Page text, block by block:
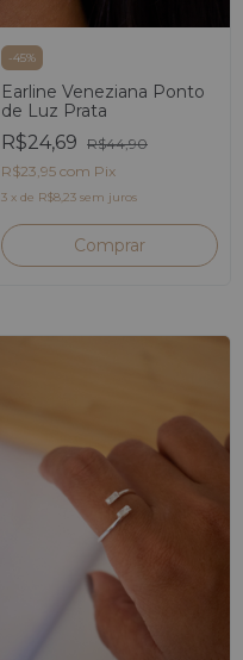
-45%
Earline Veneziana Ponto
de Luz Prata
R$24,69 R$44,90
R$23,95 com Pix
3 x de R$8,23 sem juros